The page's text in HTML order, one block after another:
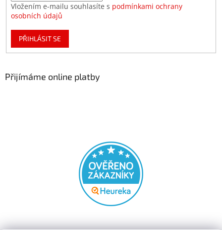
Vložením e-mailu souhlasíte s podmínkami ochrany
osobních údajů
PŘIHLÁSIT SE
Přijímáme online platby